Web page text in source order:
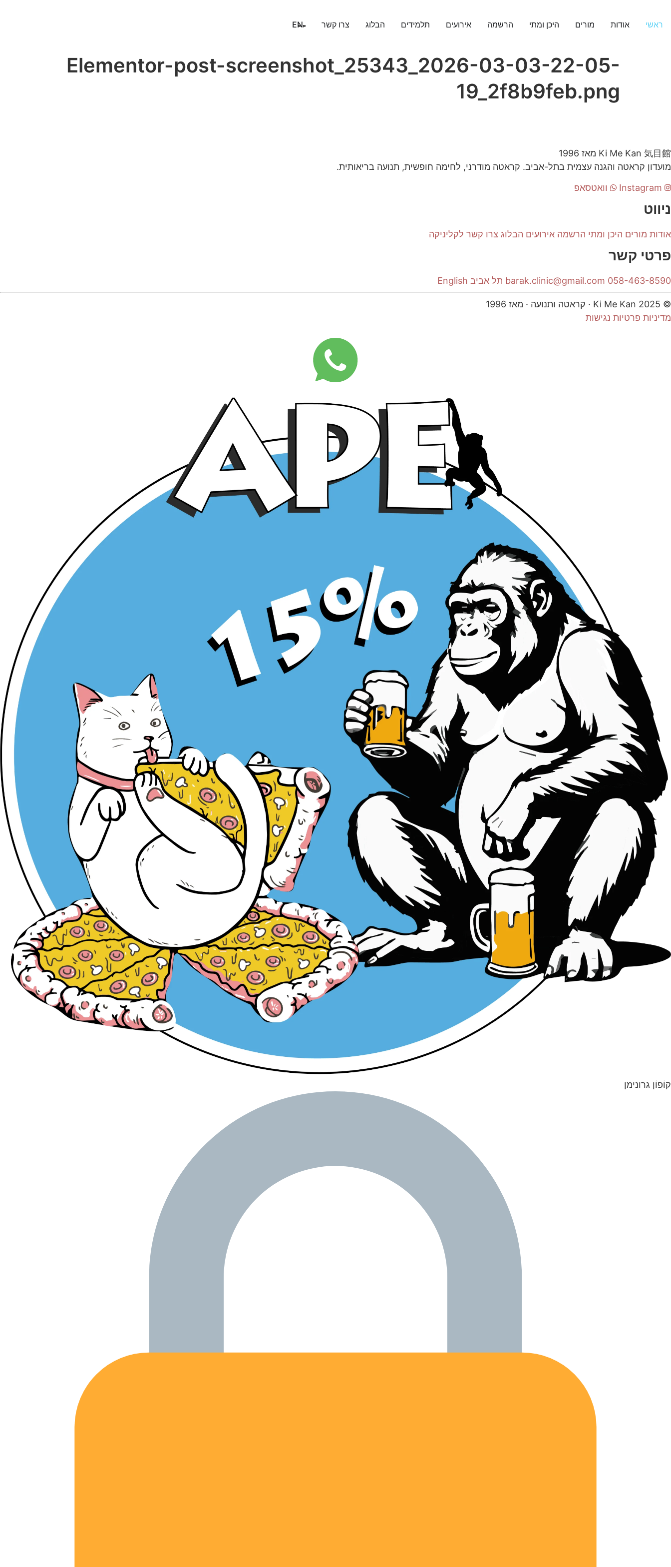
ראשי אודות מורים היכן ומתי הרשמה אירועים תלמידים הבלוג צרו קשר EN
Elementor-post-screenshot_25343_2026-03-03-22-05-
19_2f8b9feb.png
Ki Me Kan 気目館
מאז 1996
מועדון קראטה והגנה עצמית בתל-אביב. קראטה מודרני, לחימה חופשית, תנועה בריאותית.
וואטסאפ
ניווט
אודות מורים היכן ומתי הרשמה אירועים הבלוג צרו קשר לקליניקה
פרטי קשר
058-463-8590
barak.clinic@gmail.com תל אביב English
© 2025 Ki Me Kan · קראטה ותנועה · מאז 1996
מדיניות פרטיות נגישות
קוֹפוֹן גרונימן